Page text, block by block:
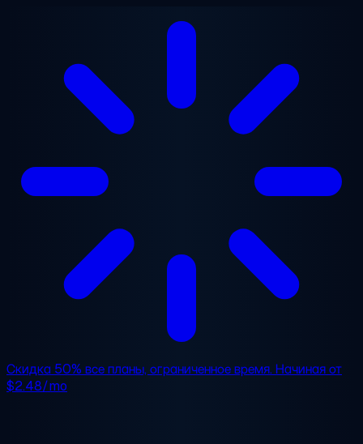
Перейти к основному содержанию
Скидка 50% все планы, ограниченное время. Начиная от
$2.48/mo